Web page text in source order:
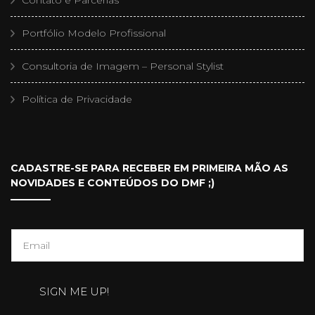
Portfólio Modelo Profissional
Consultoria de Imagem – Personal Stylist
Política de Privacidade
CADASTRE-SE PARA RECEBER EM PRIMEIRA MÃO AS
NOVIDADES E CONTEÚDOS DO DMF ;)
SIGN ME UP!